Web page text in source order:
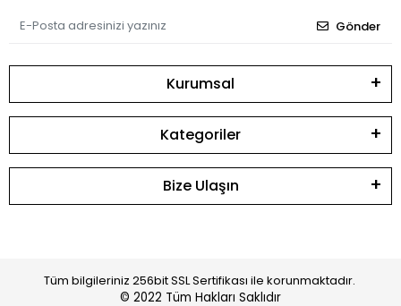
Gönder
Kurumsal
Kategoriler
Bize Ulaşın
Tüm bilgileriniz 256bit SSL Sertifikası ile korunmaktadır.
© 2022 Tüm Hakları Saklıdır